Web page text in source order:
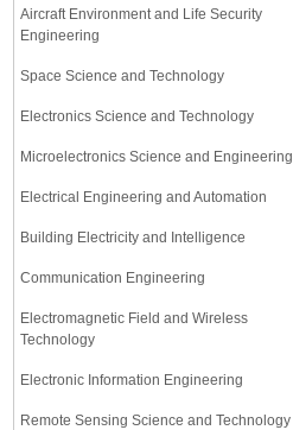
Aircraft Environment and Life Security
Engineering
Space Science and Technology
Electronics Science and Technology
Microelectronics Science and Engineering
Electrical Engineering and Automation
Building Electricity and Intelligence
Communication Engineering
Electromagnetic Field and Wireless
Technology
Electronic Information Engineering
Remote Sensing Science and Technology